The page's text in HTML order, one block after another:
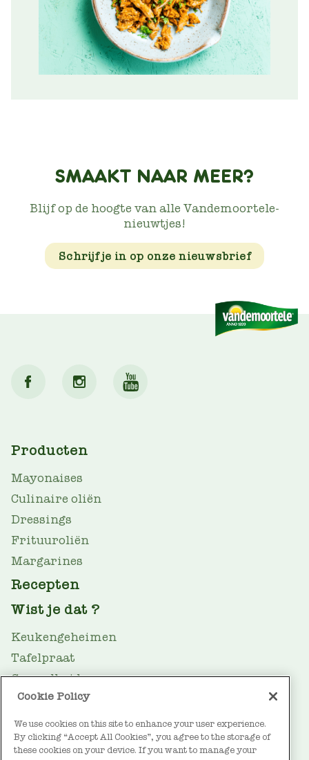
SMAAKT NAAR MEER?
Blijf op de hoogte van alle Vandemoortele-
nieuwtjes!
Schrijf je in op onze nieuwsbrief
MAIN
NAV
Producten
Mayonaises
Culinaire oliën
Dressings
Frituuroliën
Margarines
Recepten
Wist je dat ?
Keukengeheimen
Tafelpraat
Gezondheid
Oliegids
Duurzaamheid
FOOTER
Over Vandemoortele
Cookie Policy
We use cookies on this site to enhance your user experience.
By clicking “Accept All Cookies”, you agree to the storage of
these cookies on your device. If you want to manage your